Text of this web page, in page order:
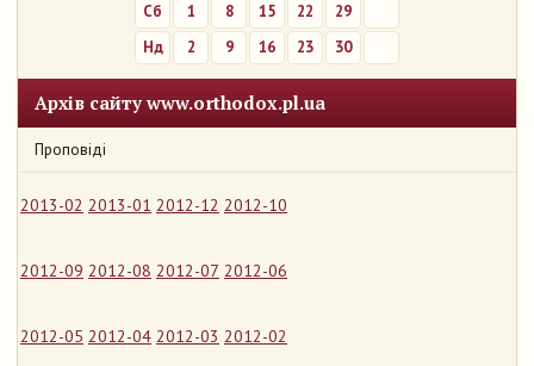
Сб
1 8 15 22
29
Нд
2 9 16 23 30
Архів сайту www.orthodox.pl.ua
Проповіді
2013-02 2013-01 2012-12 2012-10
2012-09 2012-08 2012-07 2012-06
2012-05 2012-04 2012-03 2012-02